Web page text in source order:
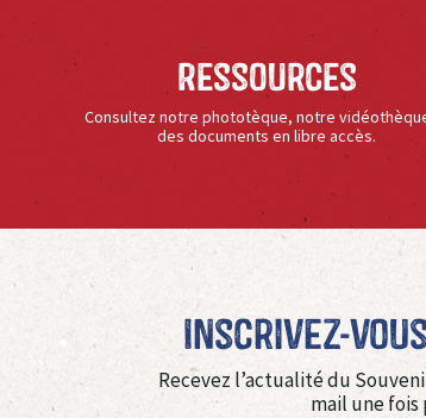
Ressources
Consultez notre phototèque, notre
des documents en libre accès.
Inscrivez-
Recevez l’actualité du
mail une fois